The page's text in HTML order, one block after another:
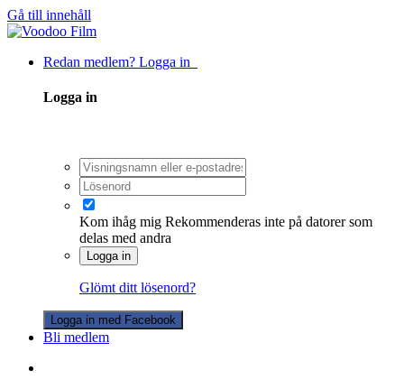
Gå till innehåll
Redan medlem? Logga in
Logga in
Kom ihåg mig Rekommenderas inte på datorer som
delas med andra
Logga in
Glömt ditt lösenord?
Logga in med Facebook
Bli medlem